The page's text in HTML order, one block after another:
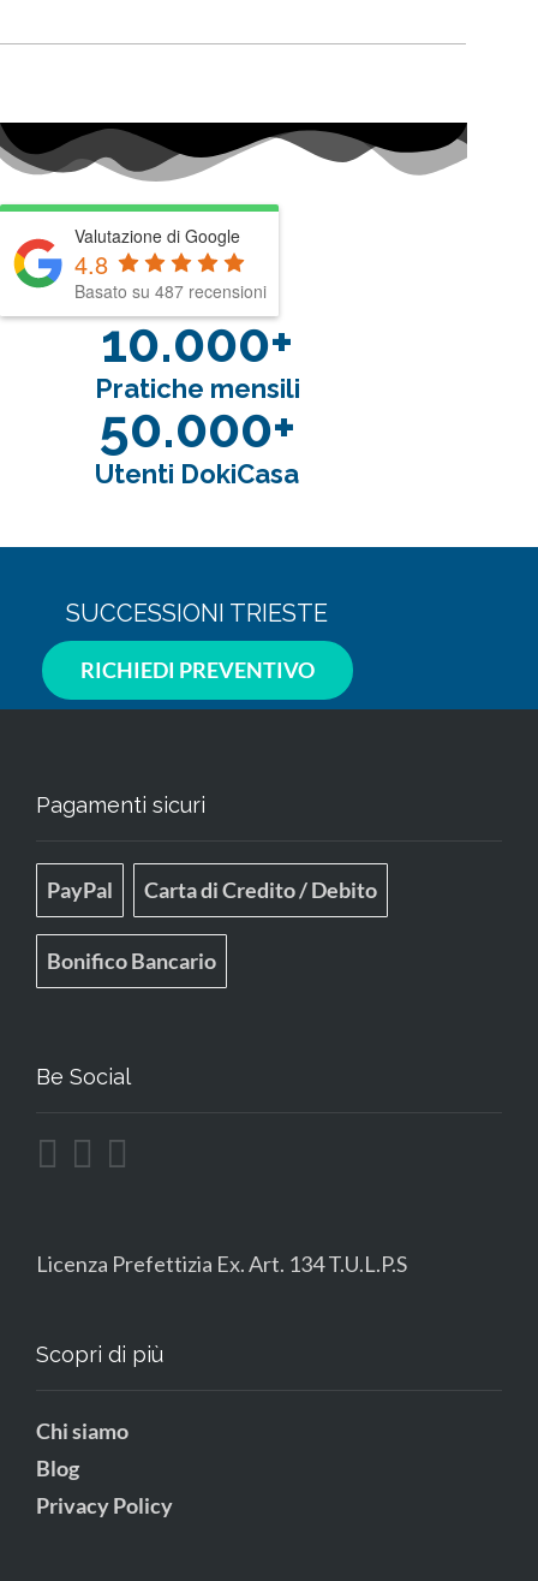
Valutazione di Google
4.8
Basato su 487 recensioni
10.000+
Pratiche mensili
50.000+
Utenti DokiCasa
SUCCESSIONI TRIESTE
RICHIEDI PREVENTIVO
Pagamenti sicuri
PayPal Carta di Credito / Debito
Bonifico Bancario
Be Social
Licenza Prefettizia Ex. Art. 134 T.U.L.P.S
Scopri di più
Chi siamo
Blog
Privacy Policy